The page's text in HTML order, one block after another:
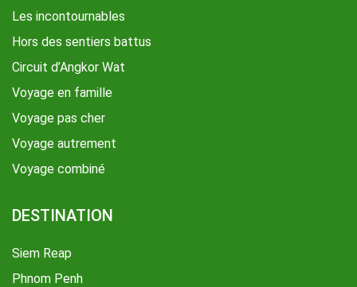
Les incontournables
Hors des sentiers battus
Circuit d’Angkor Wat
Voyage en famille
Voyage pas cher
Voyage autrement
Voyage combiné
DESTINATION
Siem Reap
Phnom Penh